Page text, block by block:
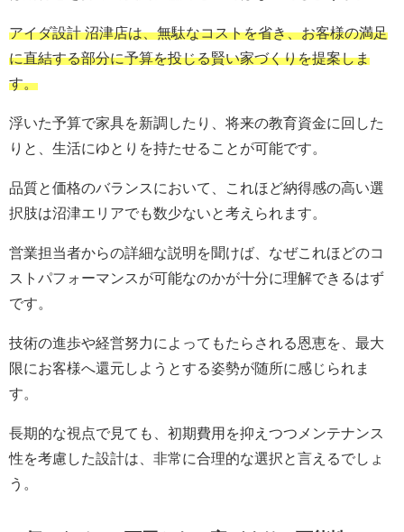
アイダ設計 沼津店は、無駄なコストを省き、お客様の満足
に直結する部分に予算を投じる賢い家づくりを提案しま
す。
浮いた予算で家具を新調したり、将来の教育資金に回した
りと、生活にゆとりを持たせることが可能です。
品質と価格のバランスにおいて、これほど納得感の高い選
択肢は沼津エリアでも数少ないと考えられます。
営業担当者からの詳細な説明を聞けば、なぜこれほどのコ
ストパフォーマンスが可能なのかが十分に理解できるはず
です。
技術の進歩や経営努力によってもたらされる恩恵を、最大
限にお客様へ還元しようとする姿勢が随所に感じられま
す。
長期的な視点で見ても、初期費用を抑えつつメンテナンス
性を考慮した設計は、非常に合理的な選択と言えるでしょ
う。